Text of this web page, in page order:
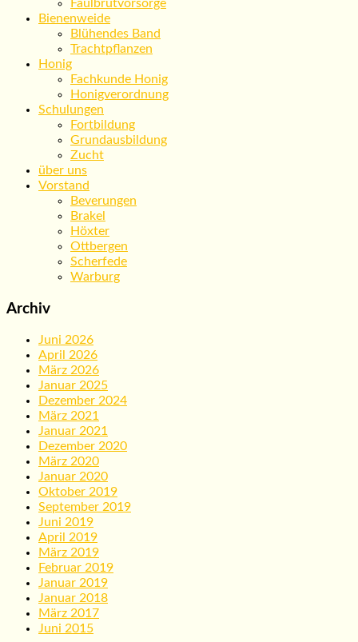
Faulbrutvorsorge
Bienenweide
Blühendes Band
Trachtpflanzen
Honig
Fachkunde Honig
Honigverordnung
Schulungen
Fortbildung
Grundausbildung
Zucht
über uns
Vorstand
Beverungen
Brakel
Höxter
Ottbergen
Scherfede
Warburg
Archiv
Juni 2026
April 2026
März 2026
Januar 2025
Dezember 2024
März 2021
Januar 2021
Dezember 2020
März 2020
Januar 2020
Oktober 2019
September 2019
Juni 2019
April 2019
März 2019
Februar 2019
Januar 2019
Januar 2018
März 2017
Juni 2015